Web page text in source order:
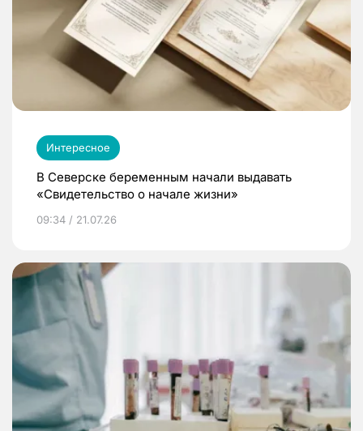
Интересное
В Северске беременным начали выдавать
«Свидетельство о начале жизни»
09:34 / 21.07.26